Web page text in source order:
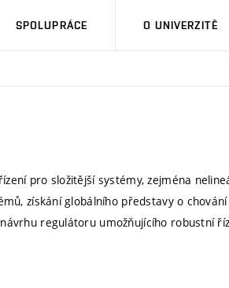
SPOLUPRÁCE O UNIVERZITĚ
pro složitější systémy, zejména
získání globálního představy o
regulátoru umožňujícího robustní